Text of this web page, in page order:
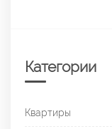
Категории
Квартиры